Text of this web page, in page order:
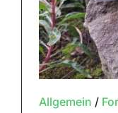
Allgemein /